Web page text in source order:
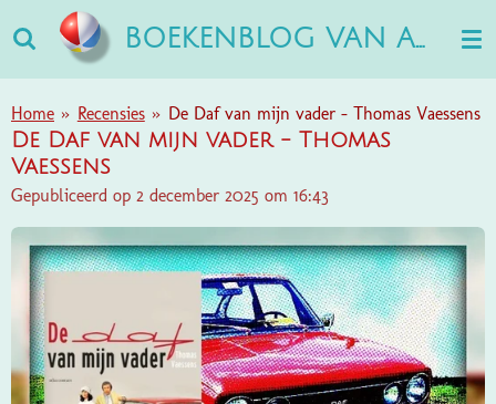
direct
naar
de
hoofdinhoud
BOEKENBLOG VAN ANN
Home » Recensies » De Daf van mijn vader - Thomas Vaessens
De Daf van mijn vader - Thomas
Vaessens
Gepubliceerd op 2 december 2025 om 16:43